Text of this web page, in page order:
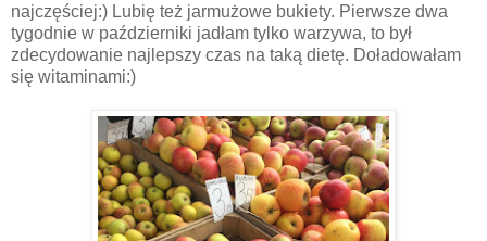
najczęściej:) Lubię też jarmużowe bukiety. Pierwsze dwa
tygodnie w październiki jadłam tylko warzywa, to był
zdecydowanie najlepszy czas na taką dietę. Doładowałam
się witaminami:)